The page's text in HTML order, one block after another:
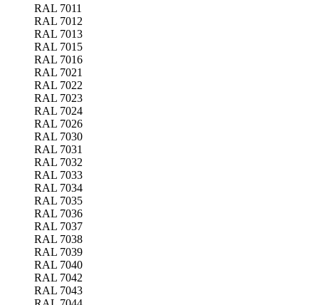
RAL 7011
RAL 7012
RAL 7013
RAL 7015
RAL 7016
RAL 7021
RAL 7022
RAL 7023
RAL 7024
RAL 7026
RAL 7030
RAL 7031
RAL 7032
RAL 7033
RAL 7034
RAL 7035
RAL 7036
RAL 7037
RAL 7038
RAL 7039
RAL 7040
RAL 7042
RAL 7043